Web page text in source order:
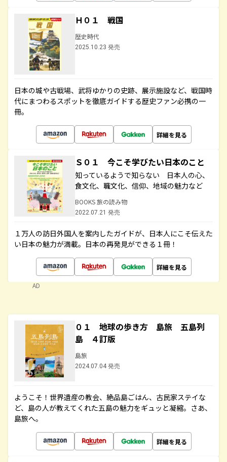
Ｈ０１ 戦国
歴史時代
2025.10.23 発売
日本の城や古戦場、武将ゆかりの史跡、展示施設など、戦国時
代にまつわるスポットを徹底ガイドする歴史ファン必携の一
冊。
詳細を見る
Ｓ０１ 今こそ学びたい日本のこと
知っているようで知らない 日本人の心、
食文化、職文化、信仰、地域の魅力など
BOOKS 旅の読み物
2022.07.21 発売
１万人の訪日外国人を案内したガイドが、日本人にこそ伝えた
い日本の魅力が満載。日本の再発見ができる１冊！
詳細を見る
AD
０１ 地球の歩き方 島旅 五島列
島 ４訂版
島旅
2024.07.04 発売
ようこそ！世界遺産の教会、絶品島ごはん、古民家ステイな
ど、島の人が教えてくれた五島の魅力をギュッと凝縮。さあ、
島旅へ。
詳細を見る